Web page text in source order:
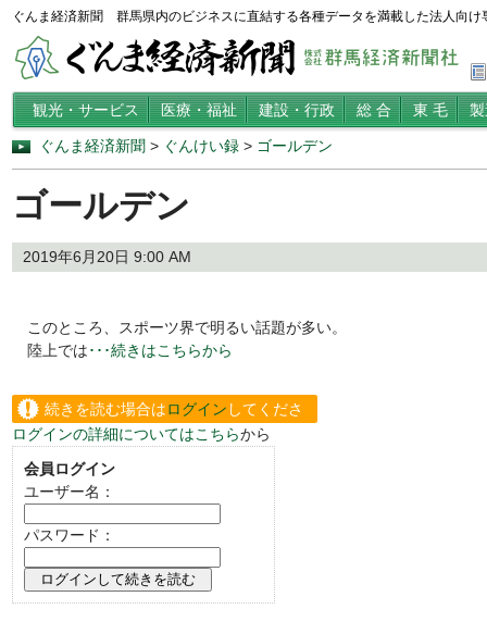
ぐんま経済新聞 群馬県内のビジネスに直結する各種データを満載した法人向け
観光・サービス 医療・福祉 建設・行政 総 合 東 毛
ぐんま経済新聞 > ぐんけい録 > ゴールデン
ゴールデン
2019年6月20日 9:00 AM
このところ、スポーツ界で明るい話題が多い。
陸上では･･･続きはこちらから
続きを読む場合はログイン してくださ
い。
ログインの詳細についてはこちらから
会員ログイン
ユーザー名：
パスワード：